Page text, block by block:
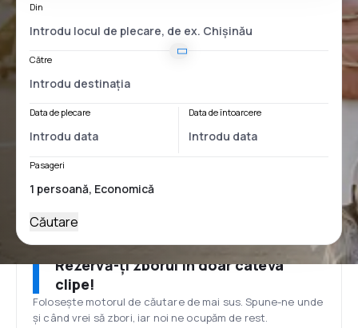
Din
Către
Data de plecare Data de întoarcere
Pasageri
Căutare
Rezervă-ți zborul în doar câteva
clipe!
Folosește motorul de căutare de mai sus. Spune-ne unde
și când vrei să zbori, iar noi ne ocupăm de rest.